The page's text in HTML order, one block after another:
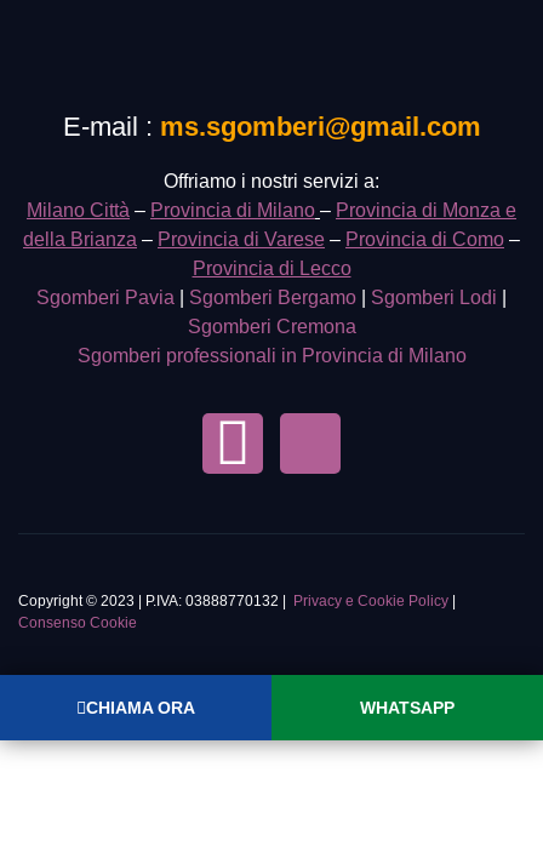
E-mail : ms.sgomberi@gmail.com
Offriamo i nostri servizi a:
Milano Città – Provincia di Milano – Provincia di Monza e
della Brianza – Provincia di Varese – Provincia di Como –
Provincia di Lecco
Sgomberi Pavia
Sgomberi Bergamo Sgomberi Lodi
Sgomberi Cremona
Sgomberi professionali in Provincia di Milano
Copyright © 2023 | P.IVA: 03888770132 | Privacy e Cookie Policy |
Consenso Cookie
CHIAMA ORA WHATSAPP